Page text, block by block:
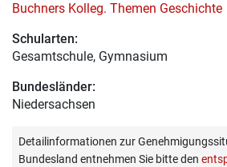
Buchners Kolleg. Themen Geschichte
Schularten:
Gesamtschule, Gymnasium
Bundesländer:
Niedersachsen
Detailinformationen zur
Bundesland entnehmen Sie bitte den